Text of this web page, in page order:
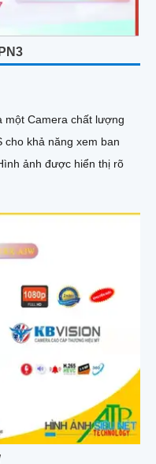
một Camera chất lượng
cho khả năng xem ban